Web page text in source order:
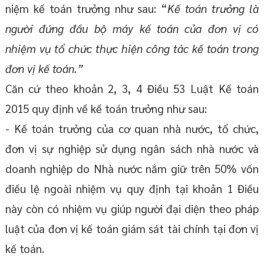
niệm kế toán trưởng như sau: “Kế toán trưởng là
người đứng đầu bộ máy kế toán của đơn vị có
nhiệm vụ tổ chức thực hiện công tác kế toán trong
đơn vị kế toán.”
Căn cứ theo khoản 2, 3, 4 Điều 53 Luật Kế toán
2015 quy định về kế toán trưởng như sau:
- Kế toán trưởng của cơ quan nhà nước, tổ chức,
đơn vị sự nghiệp sử dụng ngân sách nhà nước và
doanh nghiệp do Nhà nước nắm giữ trên 50% vốn
điều lệ ngoài nhiệm vụ quy định tại khoản 1 Điều
này còn có nhiệm vụ giúp người đại diện theo pháp
luật của đơn vị kế toán giám sát tài chính tại đơn vị
kế toán.